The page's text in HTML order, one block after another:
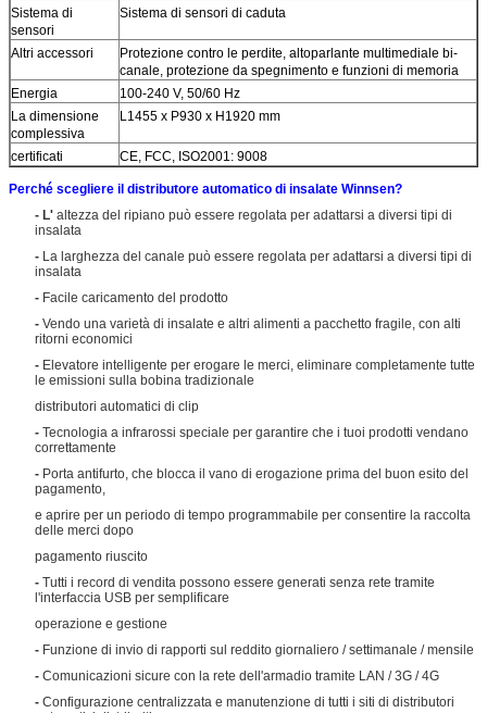
Sistema di
sensori
Sistema di sensori di caduta
Altri accessori
Protezione contro le perdite, altoparlante multimediale bi-
canale, protezione da spegnimento e funzioni di memoria
Energia
100-240 V, 50/60 Hz
La dimensione
complessiva
L1455 x P930 x H1920 mm
certificati CE, FCC, ISO2001: 9008
Perché scegliere il distributore automatico di insalate Winnsen?
- L' altezza del ripiano può essere regolata per adattarsi a diversi tipi di
insalata
- La larghezza del canale può essere regolata per adattarsi a diversi tipi di
insalata
- Facile caricamento del prodotto
- Vendo una varietà di insalate e altri alimenti a pacchetto fragile, con alti
ritorni economici
- Elevatore intelligente per erogare le merci, eliminare completamente tutte
le emissioni sulla bobina tradizionale
distributori automatici di clip
- Tecnologia a infrarossi speciale per garantire che i tuoi prodotti vendano
correttamente
- Porta antifurto, che blocca il vano di erogazione prima del buon esito del
pagamento,
e aprire per un periodo di tempo programmabile per consentire la raccolta
delle merci dopo
pagamento riuscito
- Tutti i record di vendita possono essere generati senza rete tramite
l'interfaccia USB per semplificare
operazione e gestione
- Funzione di invio di rapporti sul reddito giornaliero / settimanale / mensile
- Comunicazioni sicure con la rete dell'armadio tramite LAN / 3G / 4G
- Configurazione centralizzata e manutenzione di tutti i siti di distributori